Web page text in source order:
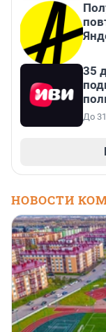
35
До
НОВОСТИ